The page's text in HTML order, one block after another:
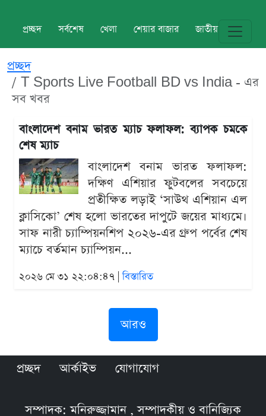
প্রচ্ছদ সর্বশেষ খেলা শেয়ার বাজার জাতীয় বিশ্ব
প্রচ্ছদ
T Sports Live Football BD vs India - এর
সব খবর
বাংলাদেশ বনাম ভারত ম্যাচ ফলাফল: ব্যাপক চমকে
শেষ ম্যাচ
বাংলাদেশ বনাম ভারত ফলাফল:
দক্ষিণ এশিয়ার ফুটবলের সবচেয়ে
প্রতীক্ষিত লড়াই ‘সাউথ এশিয়ান এল
ক্লাসিকো’ শেষ হলো ভারতের দাপুটে জয়ের মাধ্যমে।
সাফ নারী চ্যাম্পিয়নশিপ ২০২৬-এর গ্রুপ পর্বের শেষ
ম্যাচে বর্তমান চ্যাম্পিয়ন...
২০২৬ মে ৩১ ২২:০৪:৪৭ |বিস্তারিত
আরও
প্রচ্ছদ আর্কাইভ যোগাযোগ
সম্পাদক: মনিরুজ্জামান , সম্পাদকীয় ও বানিজ্যিক